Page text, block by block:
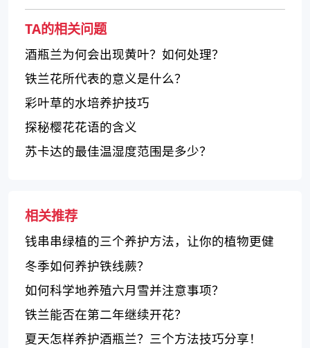
TA的相关问题
酒瓶兰为何会出现黄叶？如何处理？
铁兰花所代表的意义是什么？
彩叶草的水培养护技巧
探秘樱花花语的含义
苏卡达的最佳温湿度范围是多少？
相关推荐
钱串串绿植的三个养护方法，让你的植物更健
康！
冬季如何养护铁线蕨？
如何科学地养殖六月雪并注意事项？
铁兰能否在第二年继续开花？
夏天怎样养护酒瓶兰？三个方法技巧分享！